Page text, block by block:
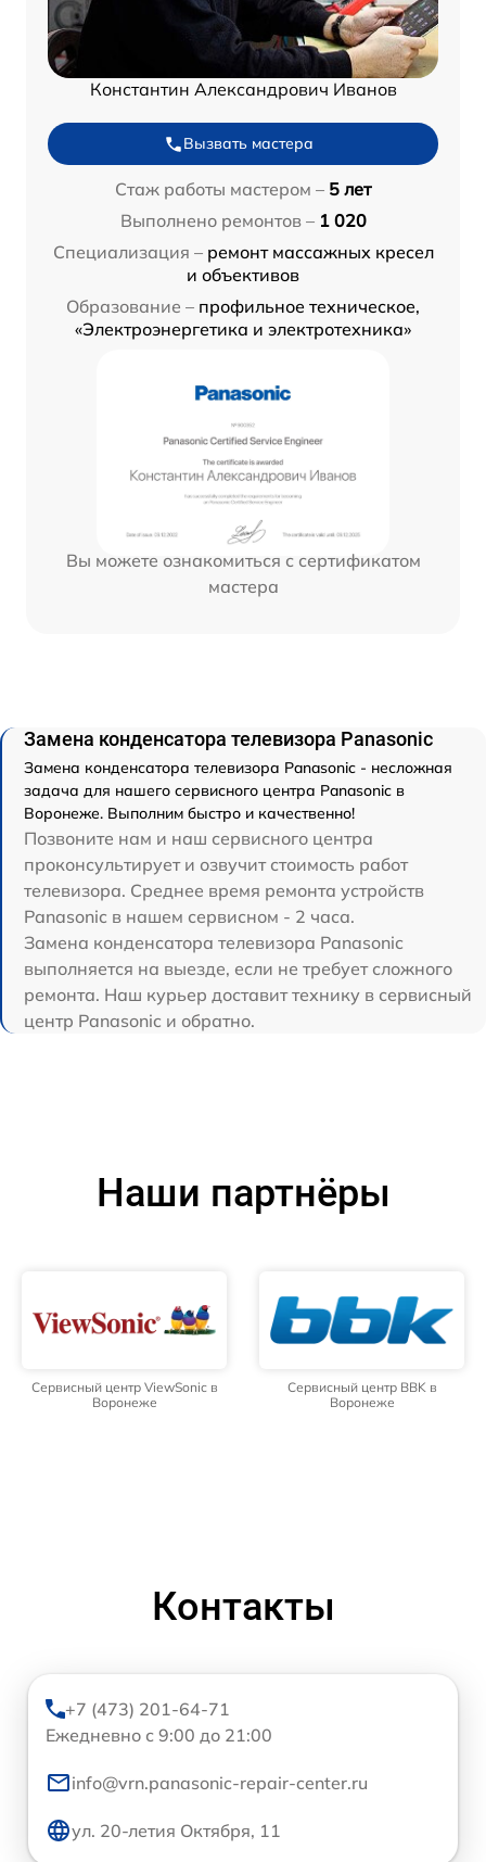
Константин Александрович Иванов
Вызвать мастера
Стаж работы мастером – 5 лет
Выполнено ремонтов – 1 020
Специализация – ремонт массажных кресел
и объективов
Образование – профильное техническое,
«Электроэнергетика и электротехника»
Вы можете ознакомиться с сертификатом
мастера
Замена конденсатора телевизора Panasonic
Замена конденсатора телевизора Panasonic - несложная
задача для нашего сервисного центра Panasonic в
Воронеже. Выполним быстро и качественно!
Позвоните нам и наш сервисного центра
проконсультирует и озвучит стоимость работ
телевизора. Среднее время ремонта устройств
Panasonic в нашем сервисном - 2 часа.
Замена конденсатора телевизора Panasonic
выполняется на выезде, если не требует сложного
ремонта. Наш курьер доставит технику в сервисный
центр Panasonic и обратно.
Наши партнёры
Сервисный центр ViewSonic в
Воронеже
Сервисный центр BBK в
Воронеже
Контакты
+7 (473) 201-64-71
Ежедневно с 9:00 до 21:00
info@vrn.panasonic-repair-center.ru
ул. 20-летия Октября, 11